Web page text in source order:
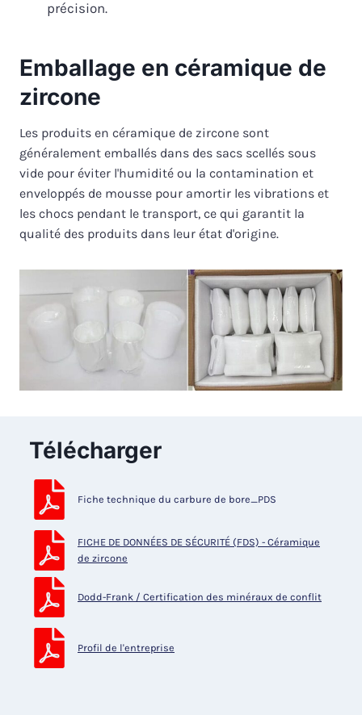
précision.
Emballage en céramique de
zircone
Les produits en céramique de zircone sont
généralement emballés dans des sacs scellés sous
vide pour éviter l'humidité ou la contamination et
enveloppés de mousse pour amortir les vibrations et
les chocs pendant le transport, ce qui garantit la
qualité des produits dans leur état d'origine.
Télécharger
Fiche technique du carbure de bore_PDS
FICHE DE DONNÉES DE SÉCURITÉ (FDS) - Céramique
de zircone
Dodd-Frank / Certification des minéraux de conflit
Profil de l'entreprise